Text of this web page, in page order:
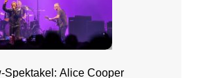
Spektakel: Alice Cooper